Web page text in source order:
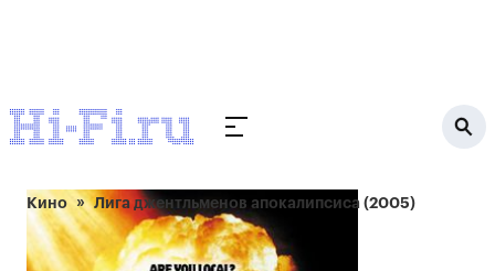
Кино Лига джентльменов апокалипсиса (2005)